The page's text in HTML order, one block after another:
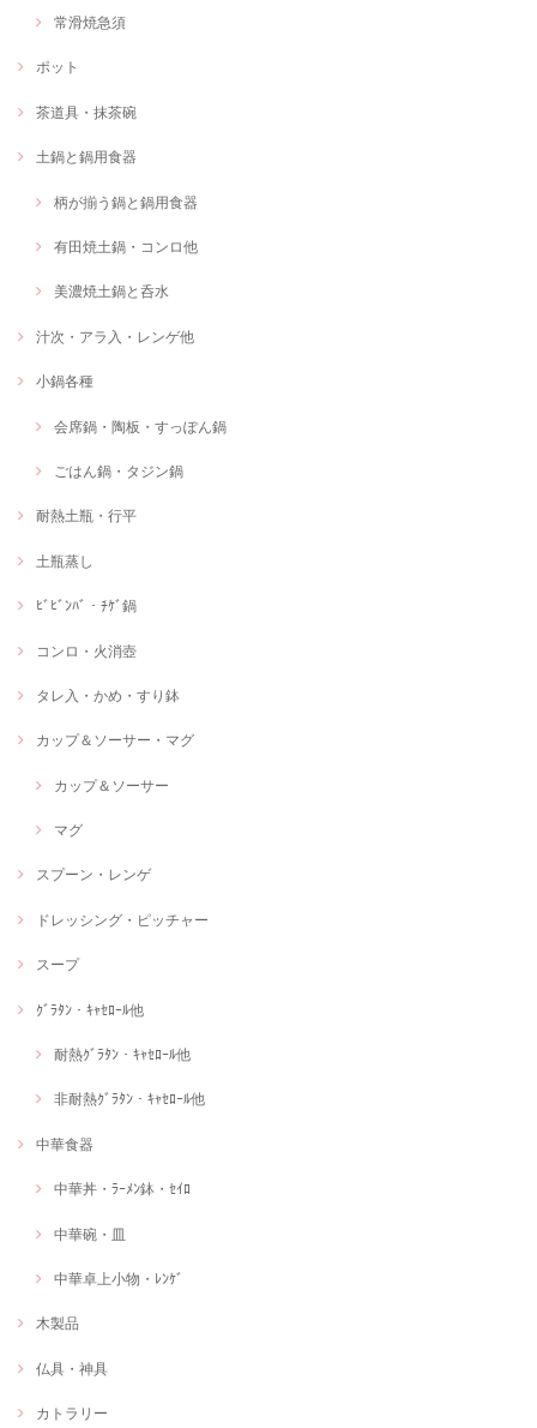
常滑焼急須
ポット
茶道具・抹茶碗
土鍋と鍋用食器
柄が揃う鍋と鍋用食器
有田焼土鍋・コンロ他
美濃焼土鍋と呑水
汁次・アラ入・レンゲ他
小鍋各種
会席鍋・陶板・すっぽん鍋
ごはん鍋・タジン鍋
耐熱土瓶・行平
土瓶蒸し
ﾋﾞﾋﾞﾝﾊﾞ・ﾁｹﾞ鍋
コンロ・火消壺
タレ入・かめ・すり鉢
カップ＆ソーサー・マグ
カップ＆ソーサー
マグ
スプーン・レンゲ
ドレッシング・ピッチャー
スープ
ｸﾞﾗﾀﾝ・ｷｬｾﾛｰﾙ他
耐熱ｸﾞﾗﾀﾝ・ｷｬｾﾛｰﾙ他
非耐熱ｸﾞﾗﾀﾝ・ｷｬｾﾛｰﾙ他
中華食器
中華丼・ﾗｰﾒﾝ鉢・ｾｲﾛ
中華碗・皿
中華卓上小物・ﾚﾝｹﾞ
木製品
仏具・神具
カトラリー